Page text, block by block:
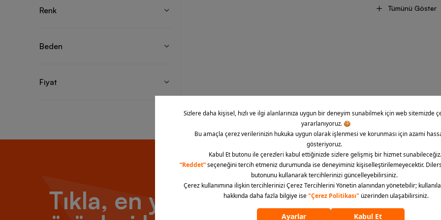
Renk
Beden
Fiyat
giyim ürünleri, çarpıcı görünümleriyle size benzersiz bir stil oluşturabilme
yapılarıyla da dikkat çeker. Ayaklarınızın etrafında daima temiz hava
alt seviyeye indirir ve havasızlıktan kaynaklanan cilt sorunlarını ortadan
kusursuz bir denge sunan ayakkabı modelleri, kaymaz tabanlarıyla da en
Hummel erkek ürünleri arasında her tarza hitap eden tişörtler,
modelleri, çarpıcı görünümleriyle günlük giyim unsuru olarak da
dilediğiniz gibi kişiselleştirebilmenize yardımcı olur. Spor yaparken de tercih
sayesinde vücudunuza yük bindirmez ve teri dışarı atan yapılarıyla da spor
önüne geçer. Hummel erkek sweatshirt çeşitleri, dileyen kullanıcılar için
Kapüşon detayıyla soğuk ve yağışlı havalardaki outdoor etkinliklere ekstra
sweatshirt seçenekleri, fermuar detayıyla da farklı hava sıcaklıklarına
Tümünü Göster
Tıkla, en yeni
E-
İndirim,
bültene abone